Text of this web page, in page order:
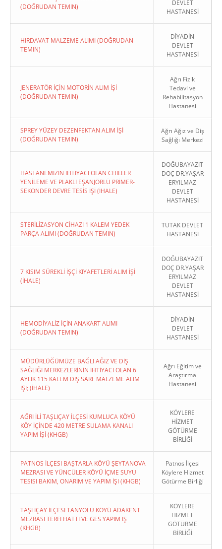
(DOĞRUDAN TEMIN)
DEVLET
HASTANESİ
HIRDAVAT MALZEME ALIMI (DOĞRUDAN
TEMIN)
DİYADİN
DEVLET
HASTANESİ
JENERATÖR İÇİN MOTORİN ALIM İŞİ
(DOĞRUDAN TEMIN)
Ağrı Fizik
Tedavi ve
Rehabilitasyon
Hastanesi
SPREY YÜZEY DEZENFEKTAN ALIM İŞİ
(DOĞRUDAN TEMIN)
Ağrı Ağız ve Diş
Sağlığı Merkezi
HASTANEMİZİN İHTİYACI OLAN CHİLLER
YENİLEME VE PLAKLI EŞANJÖRLÜ PRİMER-
SEKONDER DEVRE TESİS İŞİ (İHALE)
DOĞUBAYAZIT
DOÇ DR.YAŞAR
ERYILMAZ
DEVLET
HASTANESİ
STERİLİZASYON CİHAZI 1 KALEM YEDEK
PARÇA ALIMI (DOĞRUDAN TEMIN)
TUTAK DEVLET
HASTANESİ
7 KISIM SÜREKLİ İŞÇİ KIYAFETLERİ ALIM İŞİ
(İHALE)
DOĞUBAYAZIT
DOÇ DR.YAŞAR
ERYILMAZ
DEVLET
HASTANESİ
HEMODİYALİZ İÇİN ANAKART ALIMI
(DOĞRUDAN TEMIN)
DİYADİN
DEVLET
HASTANESİ
MÜDÜRLÜĞÜMÜZE BAĞLI AĞIZ VE DİŞ
SAĞLIĞI MERKEZLERİNİN İHTİYACI OLAN 6
AYLIK 115 KALEM DİŞ SARF MALZEME ALIM
İŞİ; (İHALE)
Ağrı Eğitim ve
Araştırma
Hastanesi
AĞRI İLİ TAŞLIÇAY İLÇESİ KUMLUCA KÖYÜ
KÖY İÇİNDE 420 METRE SULAMA KANALI
YAPIM İŞİ (KHGB)
KÖYLERE
HİZMET
GÖTÜRME
BİRLİĞİ
PATNOS İLÇESI BAŞTARLA KÖYÜ ŞEYTANOVA
MEZRASI VE YÜNCÜLER KÖYÜ İÇME SUYU
TESISI BAKIM, ONARIM VE YAPIM İŞI (KHGB)
Patnos İlçesi
Köylere Hizmet
Götürme Birliği
TAŞLIÇAY İLÇESI TANYOLU KÖYÜ ADAKENT
MEZRASI TERFI HATTI VE GES YAPIM İŞ
(KHGB)
KÖYLERE
HİZMET
GÖTÜRME
BİRLİĞİ